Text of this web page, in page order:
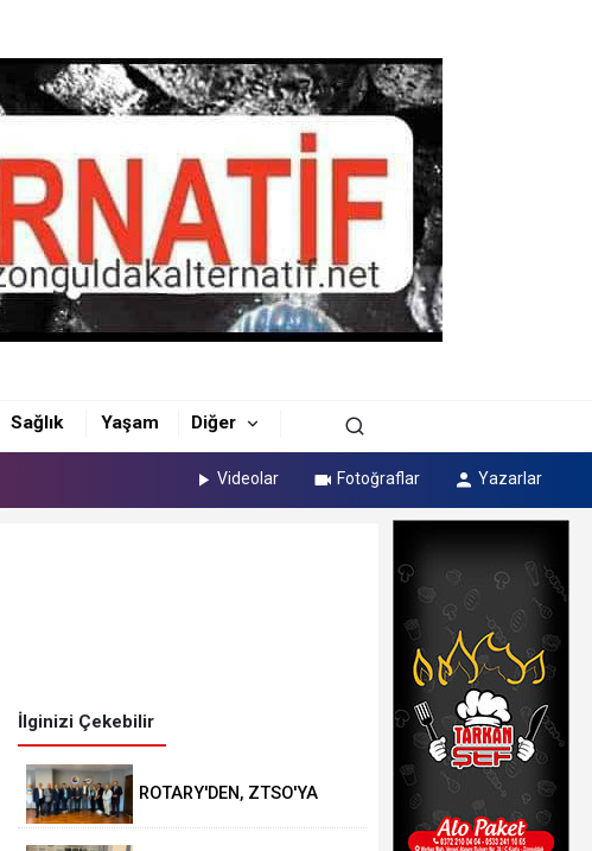
Sağlık Yaşam Diğer
Videolar Fotoğraflar Yazarlar
İlginizi Çekebilir
ROTARY'DEN, ZTSO'YA